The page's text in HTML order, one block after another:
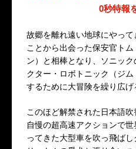
0秒特報
故郷を離れ遠い地球にやっ
ことから出会った保安官ト
ン）と相棒となり、ソニッ
クター・ロボトニック（ジ
するために大冒険を繰り広げ
このほど解禁された日本語
自慢の超高速アクションで
ってきた大型車を吹っ飛ば